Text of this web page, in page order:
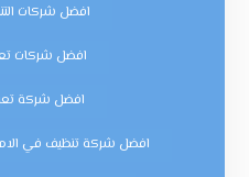
افضل شركات
افضل شركات
افضل شركة
افضل شركة تنظيف في